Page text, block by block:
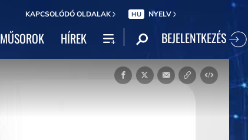
KAPCSOLÓDÓ OLDALAK HU NYELV
MŰSOROK HÍREK BEJELENTKEZÉS